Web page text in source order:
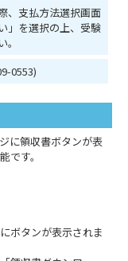
、支払方法選択画面
」を選択の上、受験
0553)
に領収書ボタンが表
です。
ボタンが表示されま